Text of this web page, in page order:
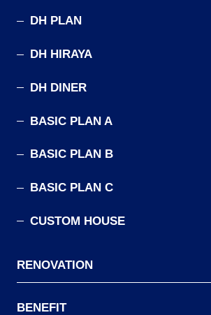
DH PLAN
DH HIRAYA
DH DINER
BASIC PLAN A
BASIC PLAN B
BASIC PLAN C
CUSTOM HOUSE
RENOVATION
BENEFIT